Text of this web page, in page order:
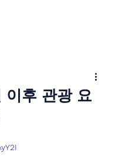
이후 관광 요